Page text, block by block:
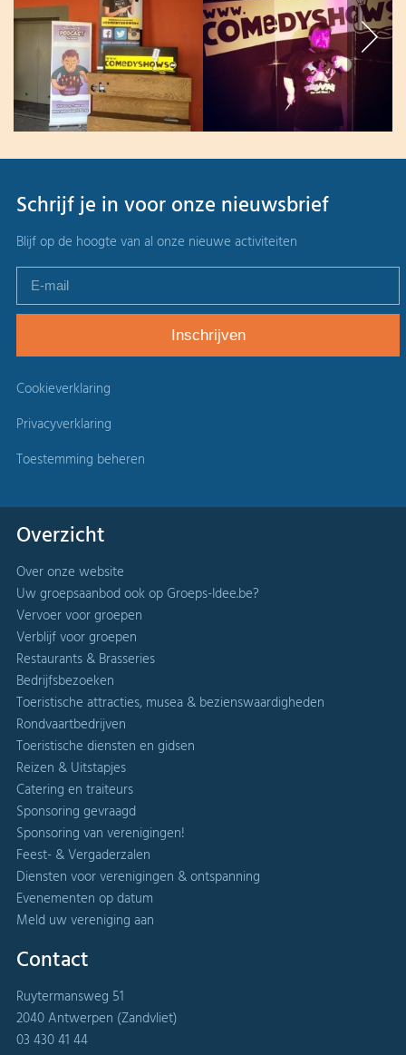
Schrijf je in voor onze nieuwsbrief
Blijf op de hoogte van al onze nieuwe activiteiten
Cookieverklaring
Privacyverklaring
Toestemming beheren
Overzicht
Over onze website
Uw groepsaanbod ook op Groeps-Idee.be?
Vervoer voor groepen
Verblijf voor groepen
Restaurants & Brasseries
Bedrijfsbezoeken
Toeristische attracties, musea & bezienswaardigheden
Rondvaartbedrijven
Toeristische diensten en gidsen
Reizen & Uitstapjes
Catering en traiteurs
Sponsoring gevraagd
Sponsoring van verenigingen!
Feest- & Vergaderzalen
Diensten voor verenigingen & ontspanning
Evenementen op datum
Meld uw vereniging aan
Contact
Ruytermansweg 51
2040 Antwerpen (Zandvliet)
03 430 41 44